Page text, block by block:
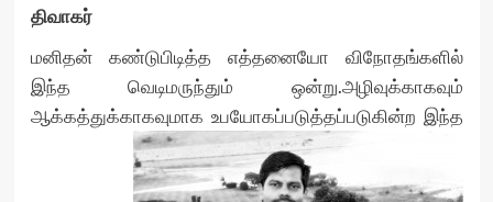
திவாகர்
மனிதன் கண்டுபிடித்த எத்தனையோ விநோதங்களில்
இந்த வெடிமருந்தும் ஒன்று.அழிவுக்காகவும்
ஆக்கத்துக்காகவுமாக உபயோகப்படுத்தப்படுகின்ற இந்த